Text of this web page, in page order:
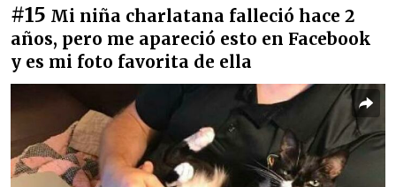
#15 Mi niña charlatana falleció hace 2
años, pero me apareció esto en Facebook
y es mi foto favorita de ella